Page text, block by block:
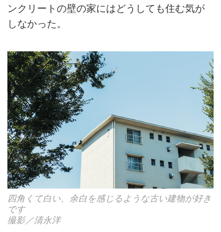
ンクリートの壁の家にはどうしても住む気が
しなかった。
四角くて白い、余白を感じるような古い建物が好き
です
撮影／清永洋